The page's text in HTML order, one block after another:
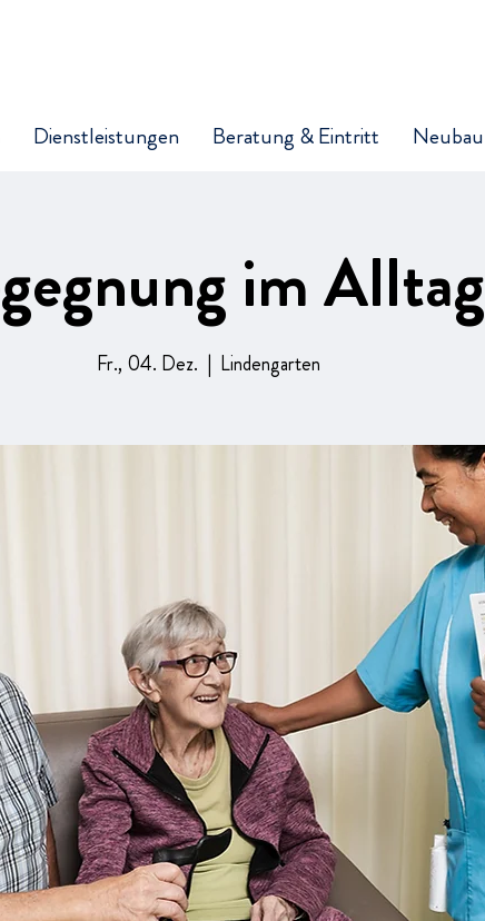
Dienstleistungen Beratung & Eintritt Neubau
im Alltag
Fr., 04. Dez.
  |
Lindengarten